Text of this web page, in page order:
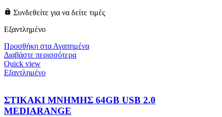
Συνδεθείτε για να δείτε τιμές
Εξαντλημένο
Προσθήκη στα Αγαπημένα
Διαβάστε περισσότερα
Quick view
Εξαντλημένο
ΣΤΙΚΑΚΙ ΜΝΗΜΗΣ 64GB USB 2.0
MEDIARANGE